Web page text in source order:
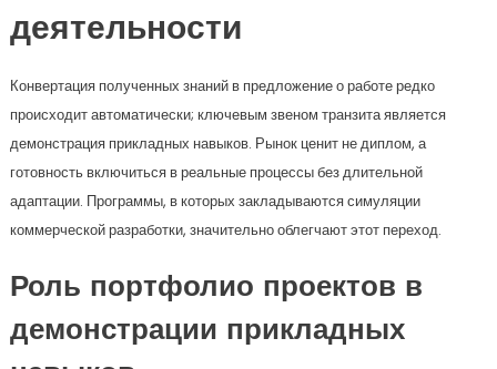
деятельности
Конвертация полученных знаний в предложение о работе редко
происходит автоматически; ключевым звеном транзита является
демонстрация прикладных навыков. Рынок ценит не диплом, а
готовность включиться в реальные процессы без длительной
адаптации. Программы, в которых закладываются симуляции
коммерческой разработки, значительно облегчают этот переход.
Роль портфолио проектов в
демонстрации прикладных